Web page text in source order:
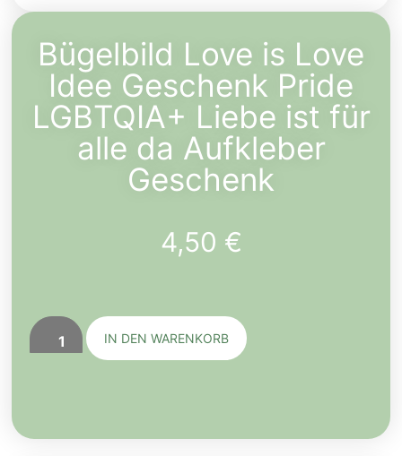
Bügelbild Love is Love
Idee Geschenk Pride
LGBTQIA+ Liebe ist für
alle da Aufkleber
Geschenk
4,50 €
IN DEN WARENKORB